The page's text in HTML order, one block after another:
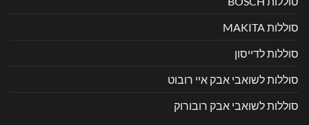
סוללות MAKITA
סוללות לדייסון
סוללות לשואבי אבק איי רובוט
סוללות לשואבי אבק רובורוק